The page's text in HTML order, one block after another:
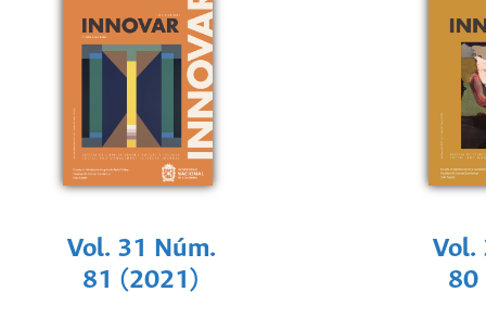
Vol. 31 Núm.
81 (2021)
Vol.
80